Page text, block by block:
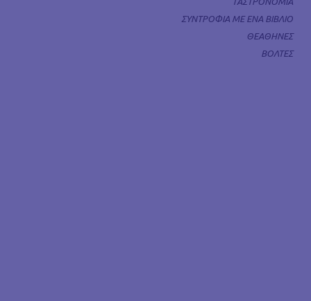
ΣΥΝΤΡΟΦΙΑ ΜΕ ΕΝΑ ΒΙΒΛΙΟ
ΘΕΑΘΗΝΕΣ
ΒΟΛΤΕΣ